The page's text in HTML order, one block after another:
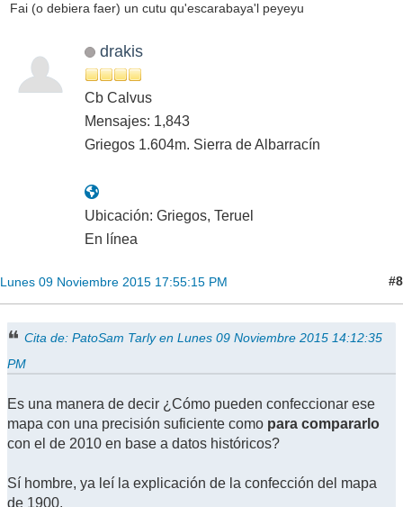
Fai (o debiera faer) un cutu qu'escarabaya'l peyeyu
drakis
Cb Calvus
Mensajes: 1,843
Griegos 1.604m. Sierra de Albarracín
Ubicación: Griegos, Teruel
En línea
Lunes 09 Noviembre 2015 17:55:15 PM #8
Cita de: PatoSam Tarly en Lunes 09 Noviembre 2015 14:12:35
PM
Es una manera de decir ¿Cómo pueden confeccionar ese
mapa con una precisión suficiente como para compararlo
con el de 2010 en base a datos históricos?
Sí hombre, ya leí la explicación de la confección del mapa
de 1900.